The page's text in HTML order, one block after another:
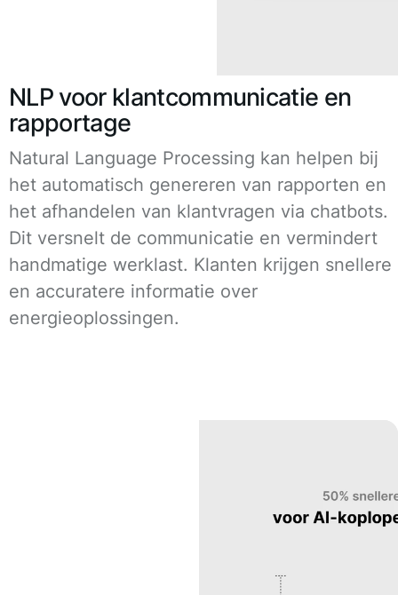
NLP voor klantcommunicatie en
rapportage
Natural Language Processing kan helpen bij
het automatisch genereren van rapporten en
het afhandelen van klantvragen via chatbots.
Dit versnelt de communicatie en vermindert
handmatige werklast. Klanten krijgen snellere
en accuratere informatie over
energieoplossingen.